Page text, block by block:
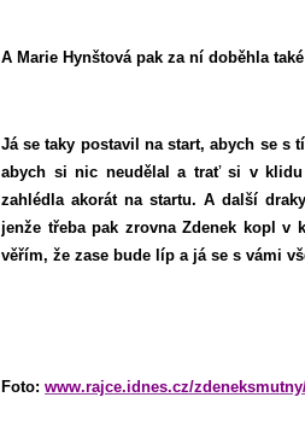
A Marie Hynštová pak za ní doběhla
Já se taky postavil na start, abych se s
abych si nic neudělal a trať si v klidu
zahlédla akorát na startu. A další
jenže třeba pak zrovna Zdenek kopl
věřím, že zase bude líp a já se s vámi
Foto: www.rajce.idnes.cz/